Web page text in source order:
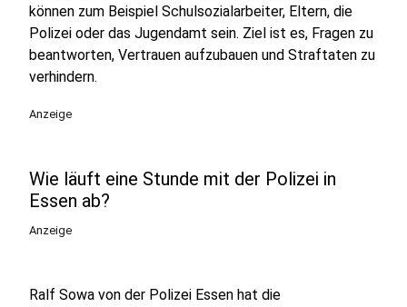
können zum Beispiel Schulsozialarbeiter, Eltern, die
Polizei oder das Jugendamt sein. Ziel ist es, Fragen zu
beantworten, Vertrauen aufzubauen und Straftaten zu
verhindern.
Anzeige
Wie läuft eine Stunde mit der Polizei in
Essen ab?
Anzeige
Ralf Sowa von der Polizei Essen hat die